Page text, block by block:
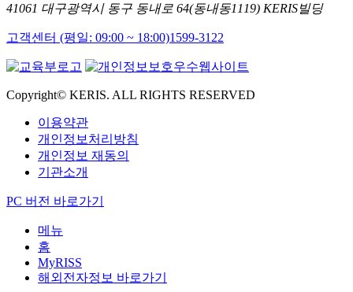
41061 대구광역시 동구 동내로 64(동내동1119) KERIS빌딩
고객센터 (평일: 09:00 ~ 18:00)1599-3122
Copyright© KERIS. ALL RIGHTS RESERVED
이용약관
개인정보처리방침
개인정보 재동의
기관소개
PC 버전 바로가기
메뉴
홈
MyRISS
해외전자정보 바로가기